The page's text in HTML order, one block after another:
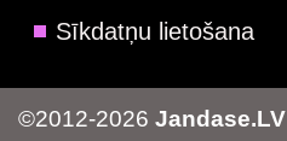
Sīkdatņu lietošana
©2012-2026 Jandase.LV